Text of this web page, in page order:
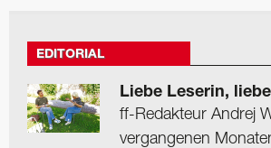
EDITORIAL
Liebe Leserin,
ff-Redakteur Andrej
vergangenen